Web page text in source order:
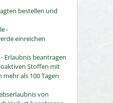
bestellen und
-
einreichen
Erlaubnis beantragen
Stoffen mit
als 100 Tagen
von